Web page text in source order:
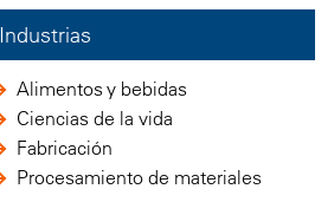
Industrias
Alimentos y bebidas
Ciencias de la vida
Fabricación
Procesamiento de materiales